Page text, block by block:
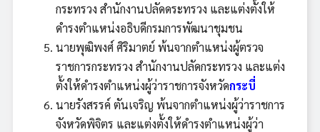
กระทรวง สำนักงานปลัดดระทรวง และแต่งตั้งให้
ดำรงตำแหน่งอธิบดีกรมการพัฒนาชุมชน
นายพุฒิพงศ์ ศิริมาตย์ พ้นจากตำแหน่งผู้ตรวจ
ราชการกระทรวง สำนักงานปลัดกระทรวง และแต่ง
ตั้งให้ดำรงตำแหน่งผู้ว่าราชการจังหวัดกระบี่
นายรังสรรค์ ตันเจริญ พ้นจากตำแหน่งผู้ว่าราชการ
จังหวัดพิจิตร และแต่งตั้งให้ดำรงตำแหน่งผู้ว่า